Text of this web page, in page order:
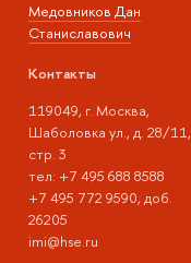
Медовников Дан
Станиславович
Контакты
119049, г. Москва,
Шаболовка ул., д. 28/11,
стр. 3
тел: +7 495 688 8588
+7 495 772 9590, доб.
26205
imi@hse.ru